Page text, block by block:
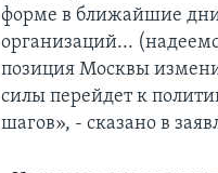
форме в ближайшие
организаций...
позиция Москвы
силы перейдет к
шагов», - сказано в